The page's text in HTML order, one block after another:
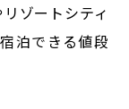
ゾートシティ
泊できる値段